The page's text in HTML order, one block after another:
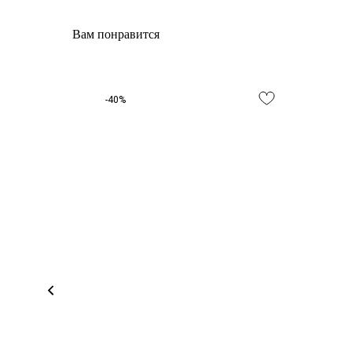
Вам понравится
-40%